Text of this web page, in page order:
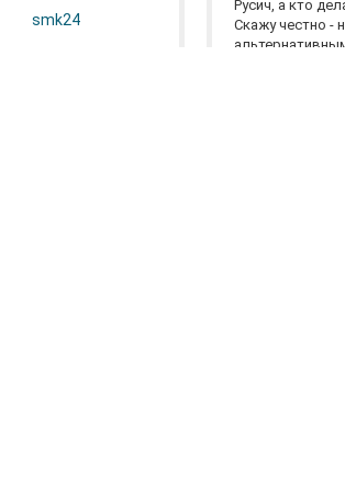
smk24
Русич, а кто
Скажу честно -